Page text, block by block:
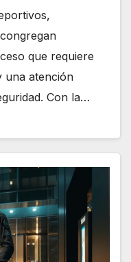
que requiere
una atención
Con la…